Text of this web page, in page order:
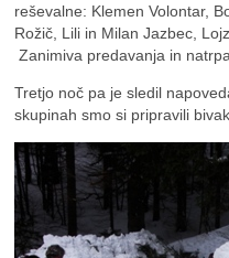
reševalne: Klemen Volontar,
Rožič, Lili in Milan Jazbec,
Zanimiva predavanja in
Tretjo noč pa je sledil
skupinah smo si pripravili